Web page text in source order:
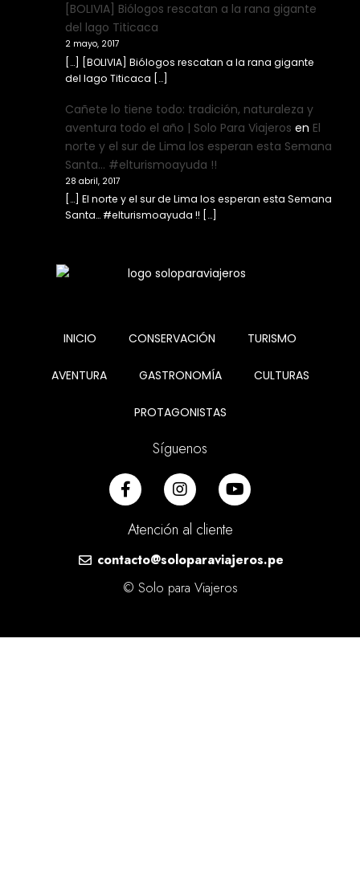
[BOLIVIA] Biólogos rescatan a la rana gigante
del lago Titicaca
2 mayo, 2017
[…] [BOLIVIA] Biólogos rescatan a la rana gigante
del lago Titicaca […]
Cañete lo tiene todo: tradición, naturaleza y
aventura todo el año | Solo Para Viajeros en El
norte y el sur de Lima los esperan esta Semana
Santa… #elturismoayuda !!
28 abril, 2017
[…] El norte y el sur de Lima los esperan esta Semana
Santa… #elturismoayuda !! […]
INICIO CONSERVACIÓN TURISMO
AVENTURA GASTRONOMÍA CULTURAS
PROTAGONISTAS
Síguenos
Atención al cliente
contacto@soloparaviajeros.pe
© Solo para Viajeros